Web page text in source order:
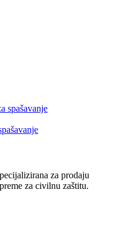
za prodaju
za civilnu zaštitu.